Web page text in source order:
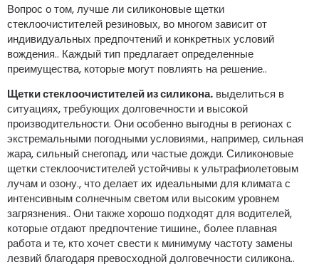
Вопрос о том, лучше ли силиконовые щетки
стеклоочистителей резиновых, во многом зависит от
индивидуальных предпочтений и конкретных условий
вождения.. Каждый тип предлагает определенные
преимущества, которые могут повлиять на решение..
Щетки стеклоочистителей из силикона. выделиться в
ситуациях, требующих долговечности и высокой
производительности. Они особенно выгодны в регионах с
экстремальными погодными условиями., например, сильная
жара, сильный снегопад, или частые дожди. Силиконовые
щетки стеклоочистителей устойчивы к ультрафиолетовым
лучам и озону., что делает их идеальными для климата с
интенсивным солнечным светом или высоким уровнем
загрязнения.. Они также хорошо подходят для водителей,
которые отдают предпочтение тишине., более плавная
работа и те, кто хочет свести к минимуму частоту замены
лезвий благодаря превосходной долговечности силикона..